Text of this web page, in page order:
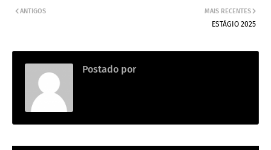
MAIS RECENTES
ESTÁGIO 2025
ANTIGOS
Postado por